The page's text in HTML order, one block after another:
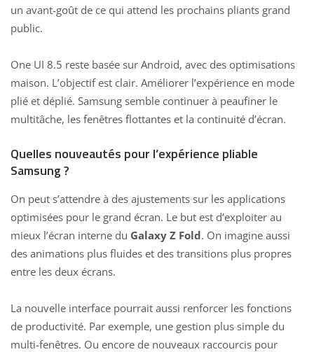
un avant-goût de ce qui attend les prochains pliants grand
public.
One UI 8.5 reste basée sur Android, avec des optimisations
maison. L’objectif est clair. Améliorer l’expérience en mode
plié et déplié. Samsung semble continuer à peaufiner le
multitâche, les fenêtres flottantes et la continuité d’écran.
Quelles nouveautés pour l’expérience pliable
Samsung ?
On peut s’attendre à des ajustements sur les applications
optimisées pour le grand écran. Le but est d’exploiter au
mieux l’écran interne du Galaxy Z Fold. On imagine aussi
des animations plus fluides et des transitions plus propres
entre les deux écrans.
La nouvelle interface pourrait aussi renforcer les fonctions
de productivité. Par exemple, une gestion plus simple du
multi-fenêtres. Ou encore de nouveaux raccourcis pour